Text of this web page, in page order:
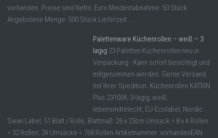
vorhanden. Preise sind Netto: Euro Mindestabnahme: 50 Stück
Angebotene Menge: 500 Stück Lieferzeit: ...
Palettenware Küchenrollen – weiß – 3
lagig 23 Paletten Küchenrollen neu in
Verpackung - Kann sofort besichtigt und
mitgenommen werden. Gerne Versand
mit Ihrer Spedition. Küchenrollen KATRIN
Plus 231004, 3-lagig, weiß,
lebensmittelecht, EU-Ecolabel, Nordic
Swan Label, 51 Blatt / Rolle, Blattmaß: 26 x 23cm Umsack = 8 x 4 Rollen
= 32 Rollen, 24 Umsäcke = 768 Rollen Artikelnummer: vorhandenEAN